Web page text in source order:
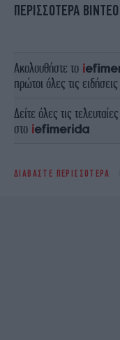
ΠΕΡΙΣΣΟΤΕΡΑ ΒΙΝΤΕΟ
Ακολουθήστε το
πρώτοι όλες τις ειδήσεις
Δείτε όλες τις τελευταίες
στο
ΔΙΑΒΑΣΤΕ ΠΕΡΙΣΣΟΤΕΡΑ